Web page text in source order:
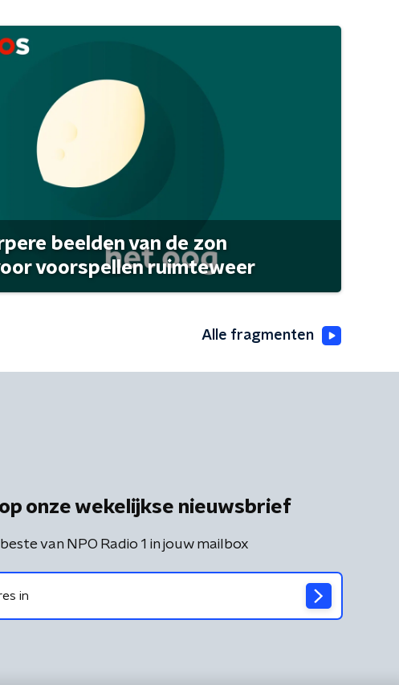
beelden van de zon
voorspellen ruimteweer
Alle fragmenten
onze wekelijkse nieuwsbrief
van NPO Radio 1 in jouw mailbox